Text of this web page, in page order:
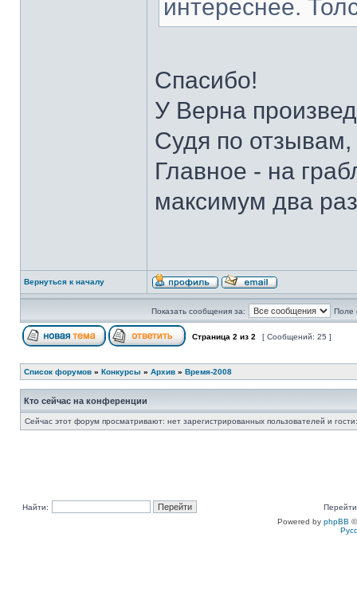
интереснее.
Спасибо!
У Верна
Судя по
Главное - на
максимум два
Вернуться к началу
Показать сообщения за: Поле
Страница 2 из 2 [ Сообщений: 25 ]
Список форумов » Конкурсы » Архив » Время-2008
Кто сейчас на конференции
Сейчас этот форум просматривают: нет зарегистрированных пользователей и
Найти:
Powered by phpBB